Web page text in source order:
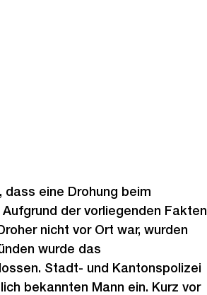
dass eine Drohung beim
der vorliegenden Fakten
nicht vor Ort war, wurden
wurde das
Stadt- und Kantonspolizei
bekannten Mann ein. Kurz vor